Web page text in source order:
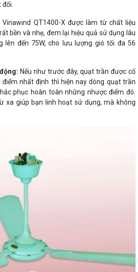
Vinawind QT1400-X được làm từ chất liệu
bền và nhẹ, đem lại hiệu quả sử dụng lâu
lên đến 75W, cho lưu lượng gió tối đa 56
Nếu như trước đây, quạt trần được cố
nhất định thì hiện nay dòng quạt trần
phục hoàn toàn những nhược điểm đó.
xa giúp bạn linh hoạt sử dụng, mà không